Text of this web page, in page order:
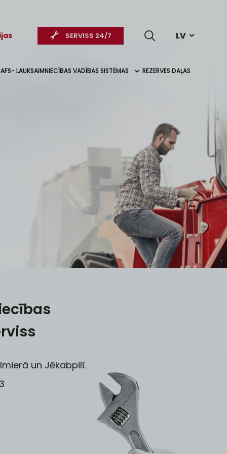
LV
SERVISS 24/7
AFS- LAUKSAIMNIECĪBAS VADĪBAS SISTĒMAS REZERVES DAĻAS
un Jēkabpilī.